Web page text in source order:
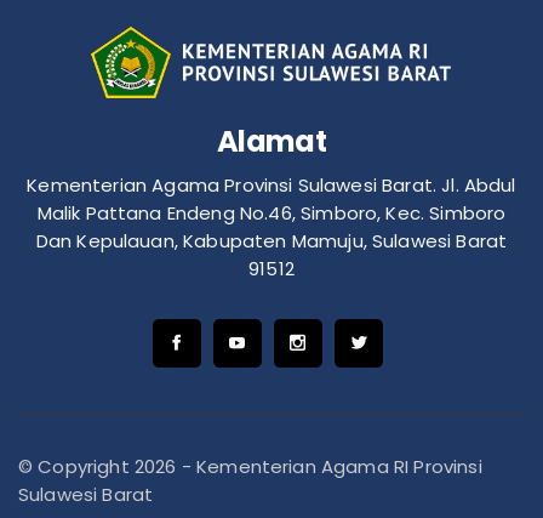
Alamat
Kementerian Agama Provinsi Sulawesi Barat. Jl. Abdul
Malik Pattana Endeng No.46, Simboro, Kec. Simboro
Dan Kepulauan, Kabupaten Mamuju, Sulawesi Barat
91512
© Copyright 2026 - Kementerian Agama RI Provinsi
Sulawesi Barat